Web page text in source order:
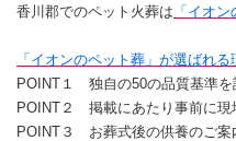
香川郡でのペット火葬は 「イオン
「イオンのペット葬」が選ばれる
POINT１ 独自の50の品質基準を
POINT２ 掲載にあたり事前に現
POINT３ お葬式後の供養のご案